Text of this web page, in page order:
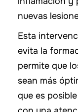
nuevas
Esta
evita la
permite que
sean más
que es